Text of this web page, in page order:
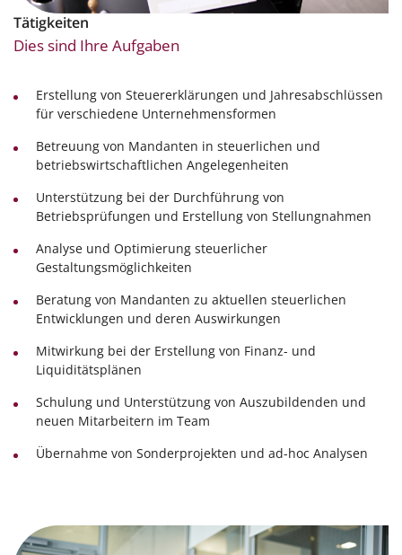
Tätigkeiten
Dies sind Ihre Aufgaben
Erstellung von Steuererklärungen und Jahresabschlüssen
für verschiedene Unternehmensformen
Betreuung von Mandanten in steuerlichen und
betriebswirtschaftlichen Angelegenheiten
Unterstützung bei der Durchführung von
Betriebsprüfungen und Erstellung von Stellungnahmen
Analyse und Optimierung steuerlicher
Gestaltungsmöglichkeiten
Beratung von Mandanten zu aktuellen steuerlichen
Entwicklungen und deren Auswirkungen
Mitwirkung bei der Erstellung von Finanz- und
Liquiditätsplänen
Schulung und Unterstützung von Auszubildenden und
neuen Mitarbeitern im Team
Übernahme von Sonderprojekten und ad-hoc Analysen